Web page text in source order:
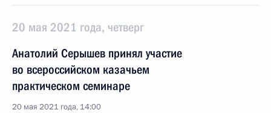
20 мая 2021 года, четверг
Анатолий Серышев принял участие
во всероссийском казачьем
практическом семинаре
20 мая 2021 года, 14:00